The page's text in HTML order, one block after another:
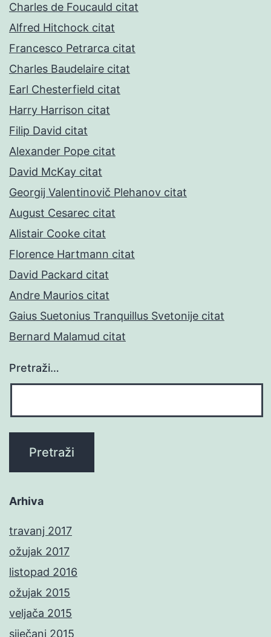
Charles de Foucauld citat
Alfred Hitchock citat
Francesco Petrarca citat
Charles Baudelaire citat
Earl Chesterfield citat
Harry Harrison citat
Filip David citat
Alexander Pope citat
David McKay citat
Georgij Valentinovič Plehanov citat
August Cesarec citat
Alistair Cooke citat
Florence Hartmann citat
David Packard citat
Andre Maurios citat
Gaius Suetonius Tranquillus Svetonije citat
Bernard Malamud citat
Pretraži…
Arhiva
travanj 2017
ožujak 2017
listopad 2016
ožujak 2015
veljača 2015
siječanj 2015